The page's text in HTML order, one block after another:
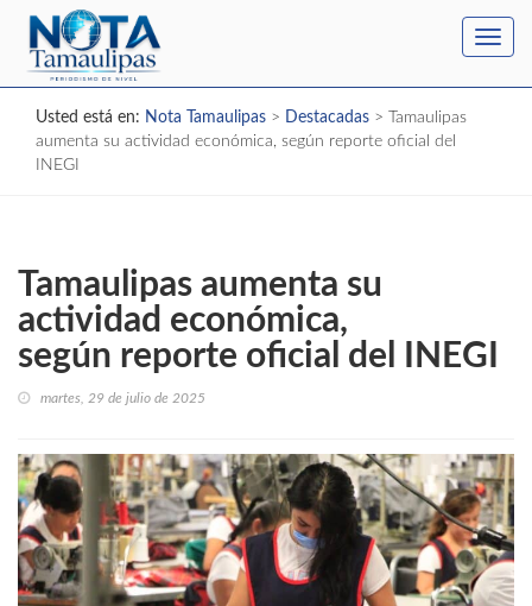
Usted está en: Nota Tamaulipas > Destacadas >
Tamaulipas
aumenta su actividad económica, según reporte oficial del
INEGI
Tamaulipas aumenta su
actividad económica,
según reporte oficial del INEGI
martes, 29 de julio de 2025